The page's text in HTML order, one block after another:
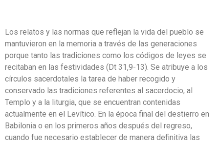
Los relatos y las normas que reflejan la vida del pueblo se
mantuvieron en la memoria a través de las generaciones
porque tanto las tradiciones como los códigos de leyes se
recitaban en las festividades (Dt 31,9-13). Se atribuye a los
círculos sacerdotales la tarea de haber recogido y
conservado las tradiciones referentes al sacerdocio, al
Templo y a la liturgia, que se encuentran contenidas
actualmente en el Levítico. En la época final del destierro en
Babilonia o en los primeros años después del regreso,
cuando fue necesario establecer de manera definitiva las